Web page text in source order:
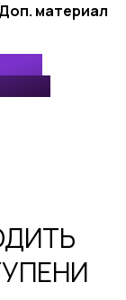
Доп. материал